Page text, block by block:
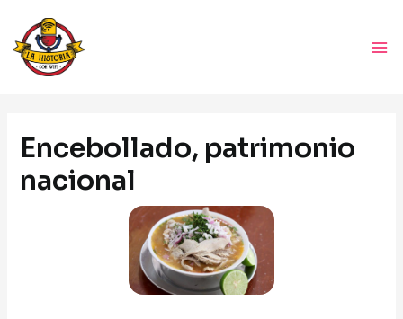
contenido
Encebollado, patrimonio
nacional
entradas